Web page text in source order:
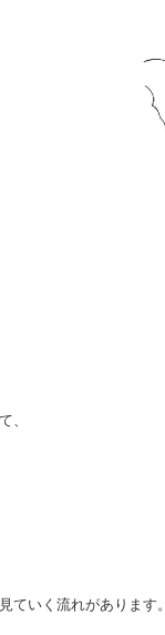
、
ていく流れがあります。